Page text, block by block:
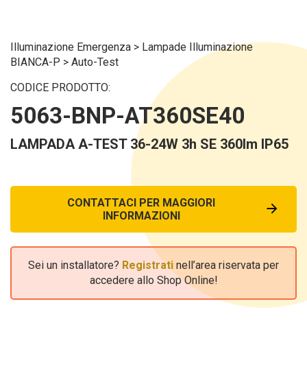
Illuminazione Emergenza > Lampade Illuminazione
BIANCA-P > Auto-Test
CODICE PRODOTTO:
5063-BNP-AT360SE40
LAMPADA A-TEST 36-24W 3h SE 360lm IP65
CONTATTACI PER MAGGIORI
INFORMAZIONI
Sei un installatore? Registrati nell’area riservata per
accedere allo Shop Online!